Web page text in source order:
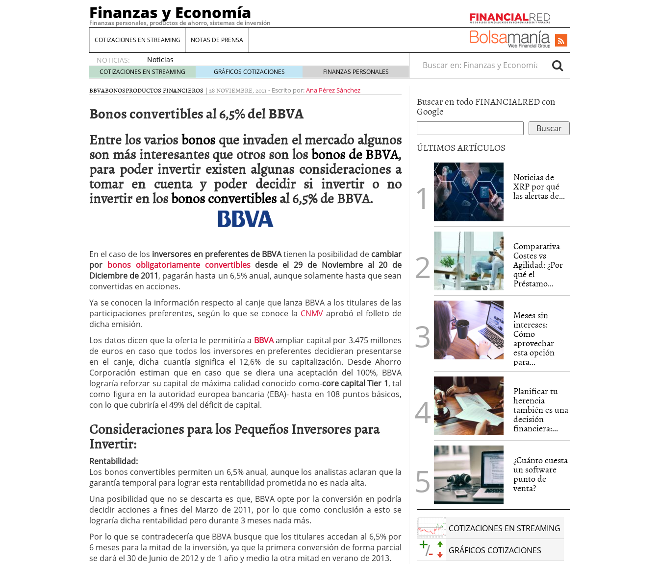
Finanzas y Economía
Finanzas personales, productos de ahorro, sistemas de inversión
COTIZACIONES EN STREAMING NOTAS DE PRENSA
NOTICIAS:
Noticias
de XRP
por qué
las
whales
llegar
tarde 16
de abril
de 2026
Comparativa Costes vs Agilidad: ¿Por qué el Préstamo Promotor privado
acelera la rentabilidad? 12 de diciembre de 2025
Meses sin intereses: Cómo aprovechar esta opción para gestionar tus
compras 24 de noviembre de 2025
Planificar tu herencia también es una decisión financiera: cómo anticiparte
21 de noviembre de 2025
COTIZACIONES EN STREAMING GRÁFICOS COTIZACIONES FINANZAS PERSONALES
Buscar en:
BBVABONOSPRODUCTOS FINANCIEROS | 28 NOVIEMBRE, 2011 - Escrito por:Ana Pérez Sánchez
Bonos convertibles al 6,5% del BBVA
Entre los variosbonosque invaden el mercado algunos
son más interesantes que otros son losbonos de BBVA,
para poder invertir existen algunas consideraciones a
tomar en cuenta y poder decidir si invertir o no
invertir en losbonos convertiblesal 6,5% de BBVA.
En el caso de los inversores en preferentes de BBVAtienen la posibilidad de cambiar
por bonos obligatoriamente convertiblesdesde el 29 de Noviembre al 20 de
Diciembre de 2011, pagarán hasta un 6,5% anual, aunque solamente hasta que sean
convertidas en acciones.
Ya se conocen la información respecto al canje que lanza BBVA a los titulares de las
participaciones preferentes, según lo que se conoce la CNMV aprobó el folleto de
dicha emisión.
Los datos dicen que la oferta le permitiría a BBVA ampliar capital por 3.475 millones
de euros en caso que todos los inversores en preferentes decidieran presentarse
en el canje, dicha cuantía significa el 12,6% de su capitalización. Desde Ahorro
Corporación estiman que en caso que se diera una aceptación del 100%, BBVA
lograría reforzar su capital de máxima calidad conocido como-core capital Tier 1, tal
como figura en la autoridad europea bancaria (EBA)- hasta en 108 puntos básicos,
con lo que cubriría el 49% del déficit de capital.
Consideraciones para los Pequeños Inversores para
Invertir:
Rentabilidad:
Los bonos convertibles permiten un 6,5% anual, aunque los analistas aclaran que la
garantía temporal para lograr esta rentabilidad prometida no es nada alta.
Una posibilidad que no se descarta es que, BBVA opte por la conversión en podría
decidir acciones a fines del Marzo de 2011, por lo que como conclusión a esto se
lograría dicha rentabilidad pero durante 3 meses nada más.
Por lo que se contradecería que BBVA busque que los titulares accedan al 6,5% por
6 meses para la mitad de la inversión, ya que la primera conversión de forma parcial
se dará el 30 de Junio de 2012 y de 1 año y medio la otra mitad en verano de 2013.
Buscar en todo FINANCIALRED con
Google
ÚLTIMOS ARTÍCULOS
Noticias de
XRP por qué
las alertas de...
Comparativa
Costes vs
Agilidad: ¿Por
qué el
Préstamo...
Meses sin
intereses:
Cómo
aprovechar
esta opción
para...
Planificar tu
herencia
también es una
decisión
financiera:...
¿Cuánto cuesta
un software
punto de
venta?
COTIZACIONES EN STREAMING
GRÁFICOS COTIZACIONES